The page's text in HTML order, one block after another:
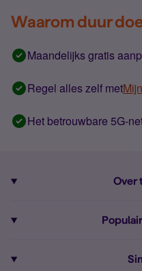
Waarom duur
Maandelijks gratis
Regel alles zelf met
Het betrouwbare 5G-
Over
Alle telefoons